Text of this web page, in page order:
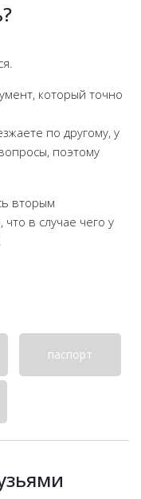
который точно
по другому, у
поэтому
вторым
в случае чего у
паспорт